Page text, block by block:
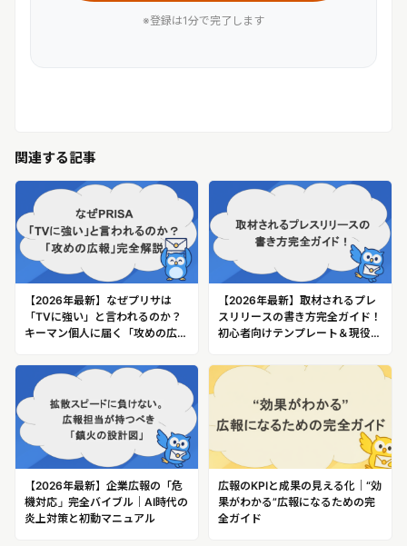
※登録は1分で完了します
関連する記事
【2026年最新】なぜプリサは
「TVに強い」と言われるのか？
キーマン個人に届く「攻めの広
【2026年最新】取材されるプレ
スリリースの書き方完全ガイド！
初心者向けテンプレート＆現役記
【2026年最新】企業広報の「危
機対応」完全バイブル｜AI時代の
炎上対策と初動マニュアル
広報のKPIと成果の見える化｜“効
果がわかる”広報になるための完
全ガイド